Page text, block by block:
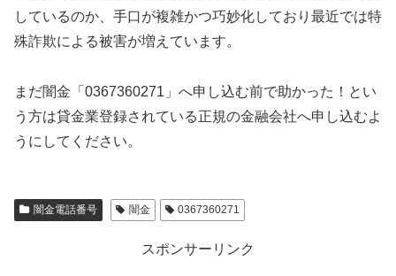
しているのか、手口が複雑かつ巧妙化しており最近では特
殊詐欺による被害が増えています。
まだ闇金「0367360271」へ申し込む前で助かった！とい
う方は貸金業登録されている正規の金融会社へ申し込むよ
うにしてください。
闇金電話番号 闇金 0367360271
スポンサーリンク